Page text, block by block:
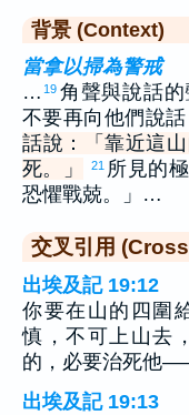
背景 (Context)
當拿以掃為警戒
… 19 角聲與說話
不要再向他們說話
話說：「靠近這
死。」
21 所見的
恐懼戰兢。」…
交叉引用
出埃及記 19:12
你要在山的四圍
慎，不可上山去
的，必要治死他
出埃及記 19:13